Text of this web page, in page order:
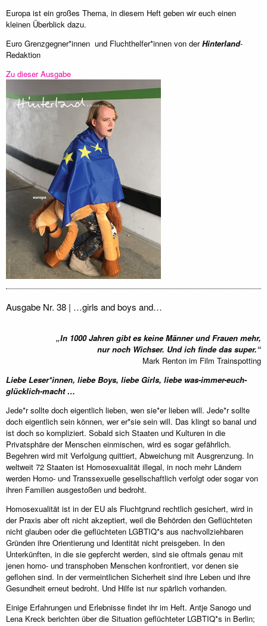
Europa ist ein großes Thema, in diesem Heft geben wir euch einen
kleinen Überblick dazu.
Euro Grenzgegner*innen und Fluchthelfer*innen von derHinterland-
Redaktion
Zu dieser Ausgabe
Ausgabe Nr. 38 | …girls and boys and…
„In 1000 Jahren gibt es keine Männer und Frauen mehr,
nur noch Wichser. Und ich finde das super.“
Mark Renton im Film Trainspotting
Liebe Leser*innen, liebe Boys, liebe Girls, liebe was-immer-euch-
glücklich-macht …
Jede*r sollte doch eigentlich lieben, wen sie*er lieben will. Jede*r sollte
doch eigentlich sein können, wer er*sie sein will. Das klingt so banal und
ist doch so kompliziert. Sobald sich Staaten und Kulturen in die
Privatsphäre der Menschen einmischen, wird es sogar gefährlich.
Begehren wird mit Verfolgung quittiert, Abweichung mit Ausgrenzung. In
weltweit 72 Staaten ist Homosexualität illegal, in noch mehr Ländern
werden Homo- und Transsexuelle gesellschaftlich verfolgt oder sogar von
ihren Familien ausgestoßen und bedroht.
Homosexualität ist in der EU als Fluchtgrund rechtlich gesichert, wird in
der Praxis aber oft nicht akzeptiert, weil die Behörden den Geflüchteten
nicht glauben oder die geflüchteten LGBTIQ*s aus nachvollziehbaren
Gründen ihre Orientierung und Identität nicht preisgeben. In den
Unterkünften, in die sie gepfercht werden, sind sie oftmals genau mit
jenen homo- und transphoben Menschen konfrontiert, vor denen sie
geflohen sind. In der vermeintlichen Sicherheit sind ihre Leben und ihre
Gesundheit erneut bedroht. Und Hilfe ist nur spärlich vorhanden.
Einige Erfahrungen und Erlebnisse findet ihr im Heft. Antje Sanogo und
Lena Kreck berichten über die Situation geflüchteter LGBTIQ*s in Berlin;